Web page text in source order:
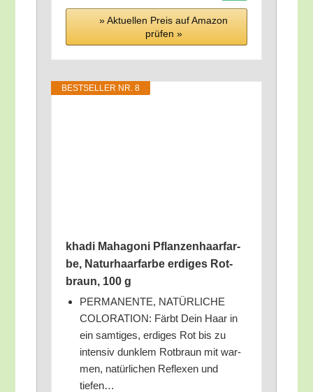
» Aktu­el­len Preis auf Ama­zon
prü­fen »
BEST­SEL­LER NR. 8
kha­di Maha­go­ni Pflan­zen­haar­far­
be, Natur­haar­far­be erdi­ges Rot­
braun, 100 g
PERMANENTE, NATÜRLICHE
COLORATION: Färbt Dein Haar in
ein sam­ti­ges, erdi­ges Rot bis zu
inten­siv dunk­lem Rot­braun mit war­
men, natür­li­chen Refle­xen und
tiefen…